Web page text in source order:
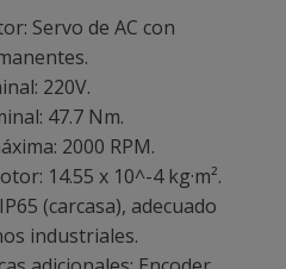
Servo de AC con
220V.
47.7 Nm.
2000 RPM.
14.55 x 10^-4 kg·m².
(carcasa), adecuado
industriales.